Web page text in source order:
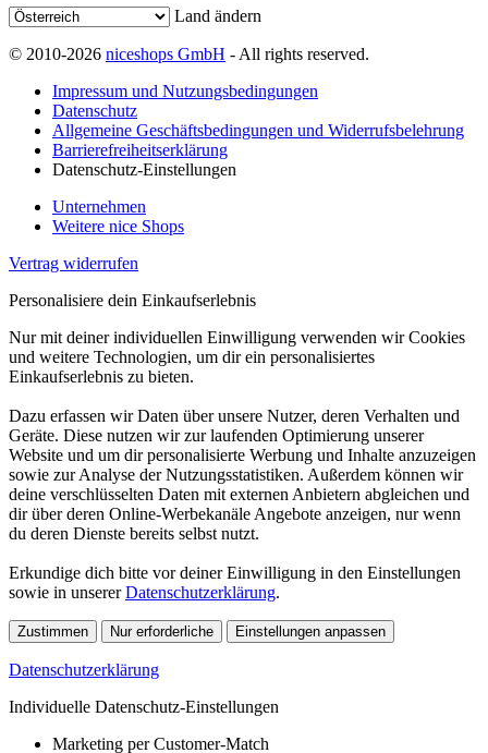
Land ändern
© 2010-2026 niceshops GmbH - All rights reserved.
Impressum und Nutzungsbedingungen
Datenschutz
Allgemeine Geschäftsbedingungen und Widerrufsbelehrung
Barrierefreiheitserklärung
Datenschutz-Einstellungen
Unternehmen
Weitere nice Shops
Vertrag widerrufen
Personalisiere dein Einkaufserlebnis
Nur mit deiner individuellen Einwilligung verwenden wir Cookies
und weitere Technologien, um dir ein personalisiertes
Einkaufserlebnis zu bieten.
Dazu erfassen wir Daten über unsere Nutzer, deren Verhalten und
Geräte. Diese nutzen wir zur laufenden Optimierung unserer
Website und um dir personalisierte Werbung und Inhalte anzuzeigen
sowie zur Analyse der Nutzungsstatistiken. Außerdem können wir
deine verschlüsselten Daten mit externen Anbietern abgleichen und
dir über deren Online-Werbekanäle Angebote anzeigen, nur wenn
du deren Dienste bereits selbst nutzt.
Erkundige dich bitte vor deiner Einwilligung in den Einstellungen
sowie in unsererDatenschutzerklärung.
Zustimmen Nur erforderliche Einstellungen anpassen
Datenschutzerklärung
Individuelle Datenschutz-Einstellungen
Marketing per Customer-Match